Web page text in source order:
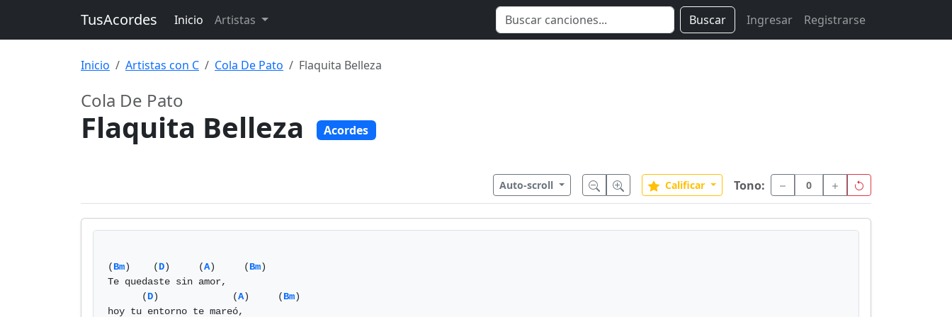
TusAcordes Inicio Artistas Buscar Ingresar Registrarse
Inicio Artistas con C Cola De Pato Flaquita Belleza
Cola De Pato
Flaquita Belleza Acordes
Auto-scroll Calificar Tono: 0
(Bm)    (D)     (A)     (Bm)
Te quedaste sin amor,
      (
D)             (A)     (Bm)
hoy tu entorno te mareó,